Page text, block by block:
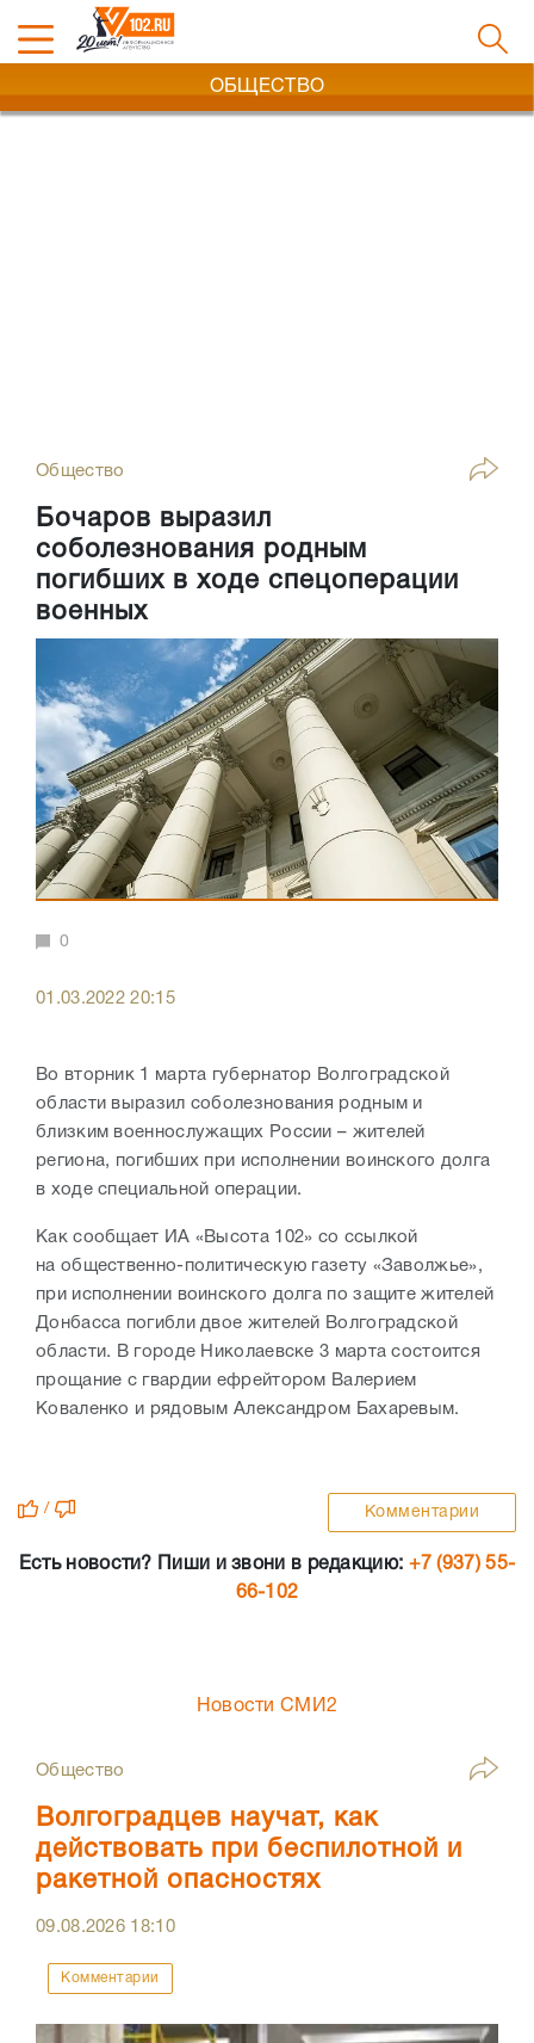
ОБЩЕСТВО
Общество
Бочаров выразил
соболезнования родным
погибших в ходе спецоперации
военных
0
01.03.2022 20:15
Во вторник 1 марта губернатор Волгоградской
области выразил соболезнования родным и
близким военнослужащих России – жителей
региона, погибших при исполнении воинского долга
в ходе специальной операции.
Как сообщает ИА «Высота 102» со ссылкой
на общественно-политическую газету «Заволжье»,
при исполнении воинского долга по защите жителей
Донбасса погибли двое жителей Волгоградской
области. В городе Николаевске 3 марта состоится
прощание с гвардии ефрейтором Валерием
Коваленко и рядовым Александром Бахаревым.
/ Комментарии
Есть новости? Пиши и звони в редакцию: +7 (937) 55-
66-102
Новости СМИ2
Общество
Волгоградцев научат, как
действовать при беспилотной и
ракетной опасностях
09.08.2026 18:10
Комментарии